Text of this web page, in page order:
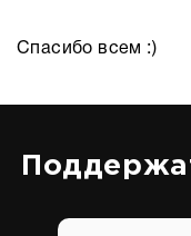
Спасибо всем :)